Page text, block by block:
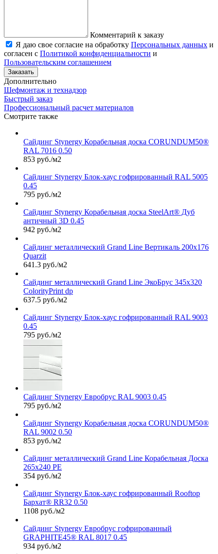
Комментарий к заказу
Я даю свое согласие на обработку Персональных данных и
согласен с Политикой конфиденциальности и
Пользовательским соглашением
Заказать
Дополнительно
Шефмонтаж и технадзор
Быстрый заказ
Профессиональный расчет материалов
Смотрите также
Сайдинг Stynergy Корабельная доска CORUNDUM50®
RAL 7016 0.50
853 руб./м2
Сайдинг Stynergy Блок-хаус гофрированный RAL 5005
0.45
795 руб./м2
Сайдинг Stynergy Корабельная доска SteelArt® Дуб
античный 3D 0.45
942 руб./м2
Сайдинг металлический Grand Line Вертикаль 200х176
Quarzit
641.3 руб./м2
Сайдинг металлический Grand Line ЭкоБрус 345х320
ColorityPrint dp
637.5 руб./м2
Сайдинг Stynergy Блок-хаус гофрированный RAL 9003
0.45
795 руб./м2
Сайдинг Stynergy Евробрус RAL 9003 0.45
795 руб./м2
Сайдинг Stynergy Корабельная доска CORUNDUM50®
RAL 9002 0.50
853 руб./м2
Сайдинг металлический Grand Line Корабельная Доска
265х240 PE
354 руб./м2
Сайдинг Stynergy Блок-хаус гофрированный Rooftop
Бархат® RR32 0.50
1108 руб./м2
Сайдинг Stynergy Евробрус гофрированный
GRAPHITE45® RAL 8017 0.45
934 руб./м2